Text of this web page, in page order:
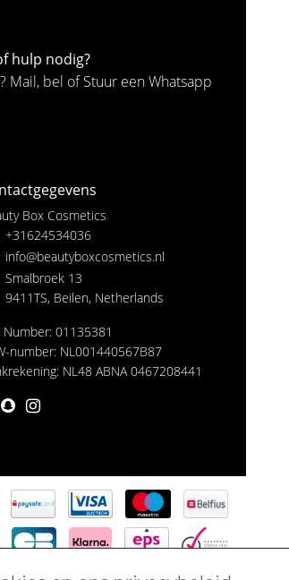
hulp nodig?
Mail, bel of Stuur een Whatsapp
Box Cosmetics
+31624534036
info@beautyboxcosmetics.nl
Smalbroek 13
9411TS, Beilen, Netherlands
Number: 01135381
number: NL001440567B87
NL48 ABNA 0467208441